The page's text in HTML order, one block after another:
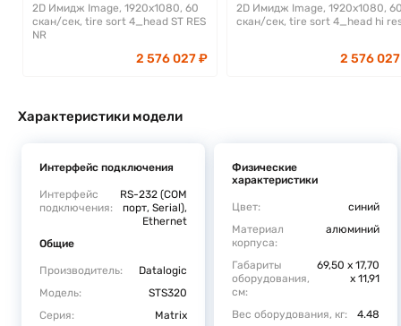
2D Имидж Image, 1920x1080, 60
скан/сек, tire sort 4_head ST RES
NR
2 576 027 ₽
2D Имидж Image, 1920x1080,
скан/сек, tire sort 4_head hi
2 576
Характеристики модели
Интерфейс подключения
Интерфейс
подключения:
RS-232 (COM
порт, Serial),
Ethernet
Общие
Производитель:
Datalogic
Модель:
STS320
Серия:
Matrix
Физические
характеристики
Цвет:
синий
Материал
корпуса:
алюминий
Габариты
оборудования,
см:
69,50 x 17,70
x 11,91
Вес оборудования, кг:
4.48